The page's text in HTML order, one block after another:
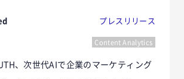
プレスリリース
Content Analytics
、次世代AIで企業のマーケティング